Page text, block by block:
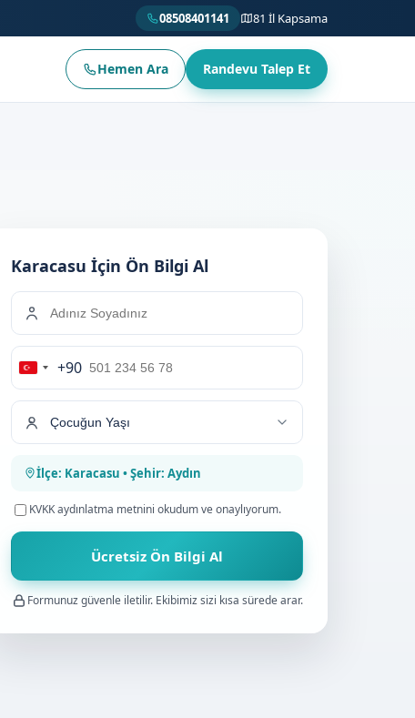
08508401141 81 İl Kapsama
Hemen Ara Randevu Talep Et
Karacasu İçin Ön Bilgi Al
Turkey
+90
+90
İlçe: Karacasu • Şehir: Aydın
KVKK aydınlatma metnini okudum ve onaylıyorum.
Ücretsiz Ön Bilgi Al
Formunuz güvenle iletilir. Ekibimiz sizi kısa sürede arar.